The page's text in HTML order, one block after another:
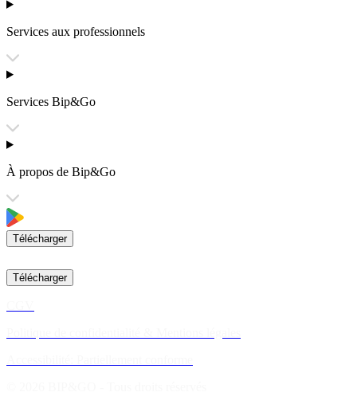
Services aux professionnels
Services Bip&Go
À propos de Bip&Go
Télécharger
Télécharger